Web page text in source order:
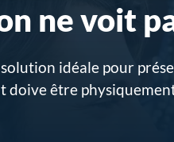
ne voit
idéale pour
doive être